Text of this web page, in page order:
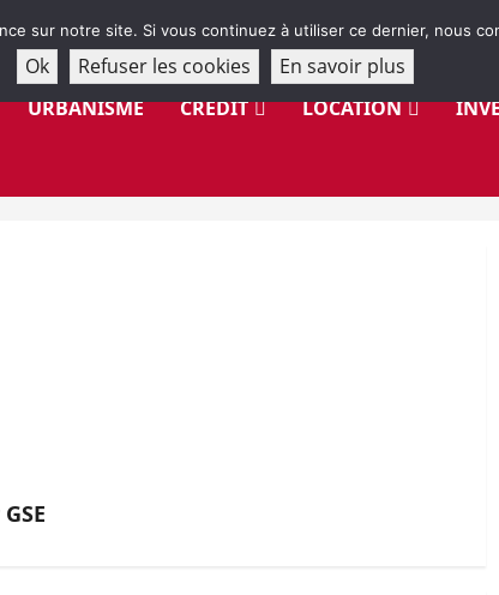
URBANISME CRÉDIT LOCATION
sur notre site. Si vous continuez à utiliser ce dernier, nous
Ok Refuser les cookies En savoir plus